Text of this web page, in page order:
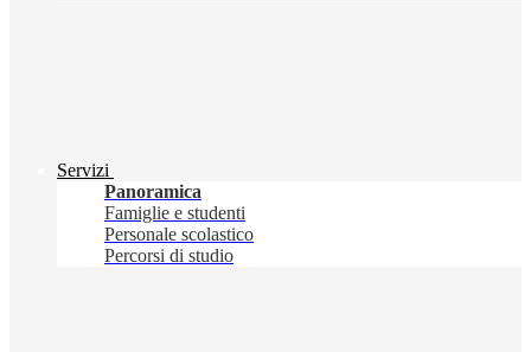
Servizi
Panoramica
Famiglie e studenti
Personale scolastico
Percorsi di studio